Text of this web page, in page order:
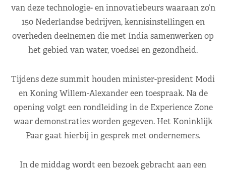
van deze technologie- en innovatiebeurs waaraan zo’n
150 Nederlandse bedrijven, kennisinstellingen en
overheden deelnemen die met India samenwerken op
het gebied van water, voedsel en gezondheid.
Tijdens deze summit houden minister-president Modi
en Koning Willem-Alexander een toespraak. Na de
opening volgt een rondleiding in de Experience Zone
waar demonstraties worden gegeven. Het Koninklijk
Paar gaat hierbij in gesprek met ondernemers.
In de middag wordt een bezoek gebracht aan een